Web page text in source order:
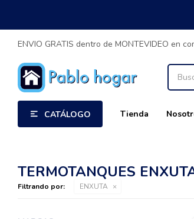
CATÁLOGO Tienda
ENVIO GRATIS dentro de MONTEVIDEO en
TERMOTANQUES
Filtrando por:
ENXUTA